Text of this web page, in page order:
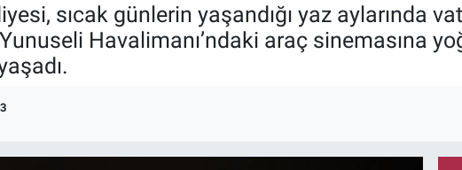
sıcak günlerin yaşandığı yaz aylarında
Havalimanı’ndaki araç sinemasına